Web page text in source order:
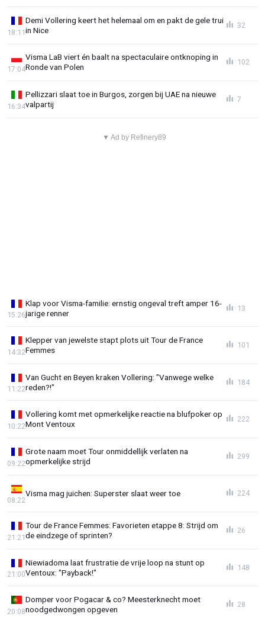
Demi Vollering keert het helemaal om en pakt de gele trui
in Nice
18:11
32
Visma LaB viert én baalt na spectaculaire ontknoping in
Ronde van Polen
17:04
102
Pellizzari slaat toe in Burgos, zorgen bij UAE na nieuwe
valpartij
16:34
7
▼ Ad by Refinery89
Klap voor Visma-familie: ernstig ongeval treft amper 16-
jarige renner
15:26
13
Klepper van jewelste stapt plots uit Tour de France
Femmes
14:32
101
Van Gucht en Beyen kraken Vollering: "Vanwege welke
reden?!"
11:22
184
Vollering komt met opmerkelijke reactie na blufpoker op
Mont Ventoux
10:22
222
Grote naam moet Tour onmiddellijk verlaten na
opmerkelijke strijd
09:22
299
Visma mag juichen: Superster slaat weer toe
08:22
224
Tour de France Femmes: Favorieten etappe 8: Strijd om
de eindzege of sprinten?
21:21
26
Niewiadoma laat frustratie de vrije loop na stunt op
Ventoux: "Payback!"
21:00
148
Domper voor Pogacar & co? Meesterknecht moet
noodgedwongen opgeven
20:08
28